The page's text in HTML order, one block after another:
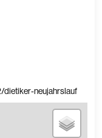
dietiker-neujahrslauf